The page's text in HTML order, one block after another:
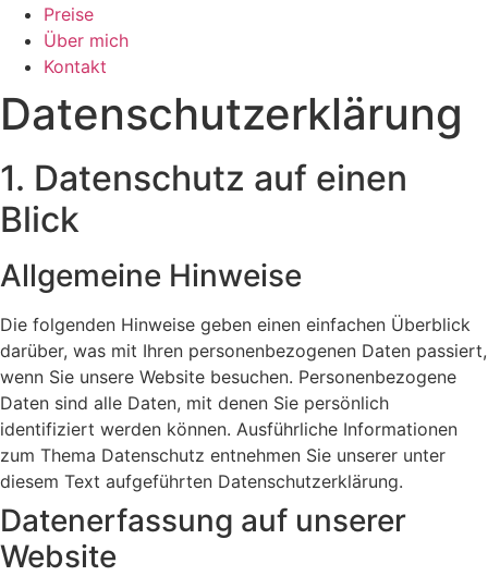
Preise
Über mich
Kontakt
Datenschutzerklärung
1. Datenschutz auf einen
Blick
Allgemeine Hinweise
Die folgenden Hinweise geben einen einfachen Überblick
darüber, was mit Ihren personenbezogenen Daten passiert,
wenn Sie unsere Website besuchen. Personenbezogene
Daten sind alle Daten, mit denen Sie persönlich
identifiziert werden können. Ausführliche Informationen
zum Thema Datenschutz entnehmen Sie unserer unter
diesem Text aufgeführten Datenschutzerklärung.
Datenerfassung auf unserer
Website